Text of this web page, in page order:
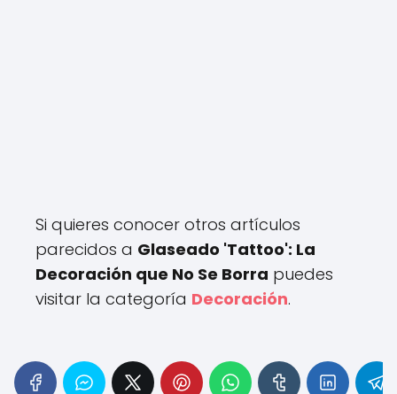
Si quieres conocer otros artículos
parecidos a Glaseado 'Tattoo': La
Decoración que No Se Borra puedes
visitar la categoría Decoración.